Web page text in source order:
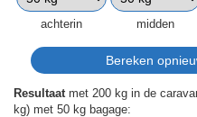
achterin midden
Resultaat met 200 kg in de
kg) met 50 kg bagage: